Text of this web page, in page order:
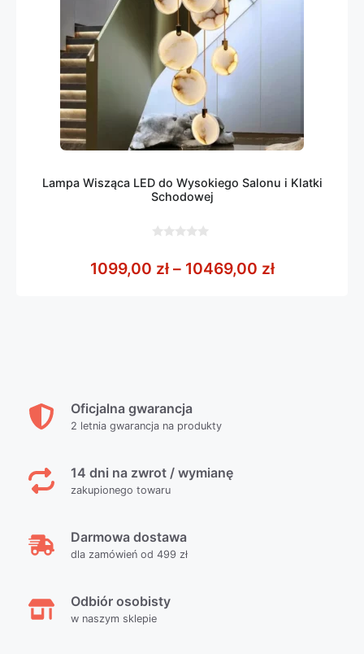
Lampa Wisząca LED do Wysokiego Salonu i Klatki
Schodowej
5
1099,00 zł – 10469,00 złZakres
Oficjalna gwarancja
2 letnia gwarancja na produkty
14 dni na zwrot / wymianę
zakupionego towaru
Darmowa dostawa
dla zamówień od 499 zł
Odbiór osobisty
w naszym sklepie